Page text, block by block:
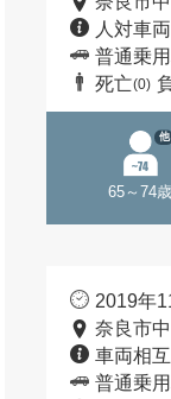
人対車
普通乗
死亡(0)
65～74歳
他
2019年
奈良市
車両相
普通乗